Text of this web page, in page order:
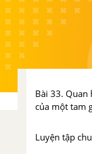
cạnh đối diện
giác
Bài 32. Quan
vuông góc và
Bài 33. Quan
của một tam
Luyện tập